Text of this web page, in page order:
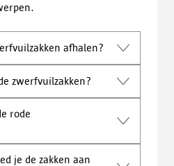
afhalen?
zwerfvuilzakken?
rode
je de zakken aan